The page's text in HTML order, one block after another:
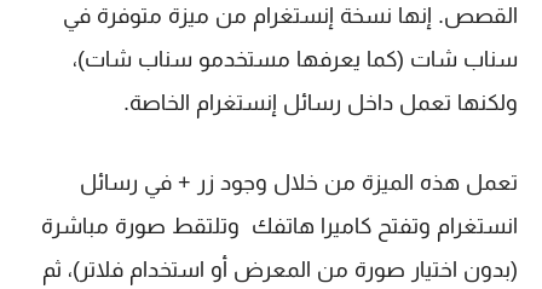
القصص. إنها نسخة إنستغرام من ميزة متوفرة في
سناب شات (كما يعرفها مستخدمو سناب شات)،
ولكنها تعمل داخل رسائل إنستغرام الخاصة.
تعمل هذه الميزة من خلال وجود زر + في رسائل
انستغرام وتفتح كاميرا هاتفك وتلتقط صورة مباشرة
(بدون اختيار صورة من المعرض أو استخدام فلاتر)، ثم